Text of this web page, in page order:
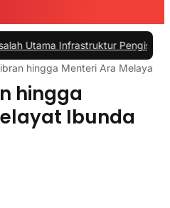
Infrastruktur Pengisian Daya
hingga Menteri Ara Melayat
hingga
Ibunda